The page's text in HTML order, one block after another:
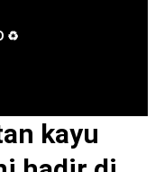
♻️
kayu